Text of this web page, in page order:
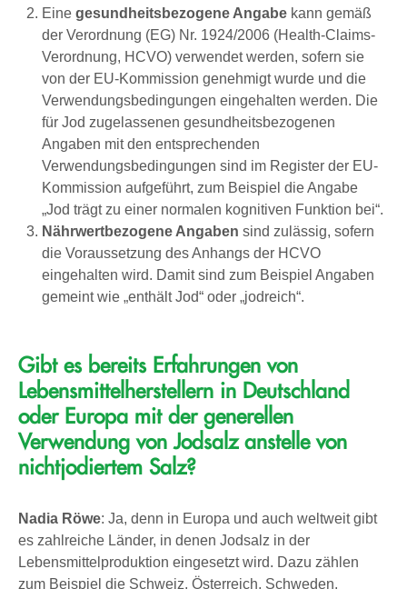
Eine gesundheitsbezogene Angabekann gemäß
der Verordnung (EG) Nr. 1924/2006 (Health-Claims-
Verordnung, HCVO) verwendet werden, sofern sie
von der EU-Kommission genehmigt wurde und die
Verwendungsbedingungen eingehalten werden. Die
für Jod zugelassenen gesundheitsbezogenen
Angaben mit den entsprechenden
Verwendungsbedingungen sind im Register der EU-
Kommission aufgeführt, zum Beispiel die Angabe
„Jod trägt zu einer normalen kognitiven Funktion bei“.
Nährwertbezogene Angaben sind zulässig, sofern
die Voraussetzung des Anhangs der HCVO
eingehalten wird. Damit sind zum Beispiel Angaben
gemeint wie „enthält Jod“ oder „jodreich“.
Gibt es bereits Erfahrungen von
Lebensmittelherstellern in Deutschland
oder Europa mit der generellen
Verwendung von Jodsalz anstelle von
nichtjodiertem Salz?
Nadia Röwe: Ja, denn in Europa und auch weltweit gibt
es zahlreiche Länder, in denen Jodsalz in der
Lebensmittelproduktion eingesetzt wird. Dazu zählen
zum Beispiel die Schweiz, Österreich, Schweden,